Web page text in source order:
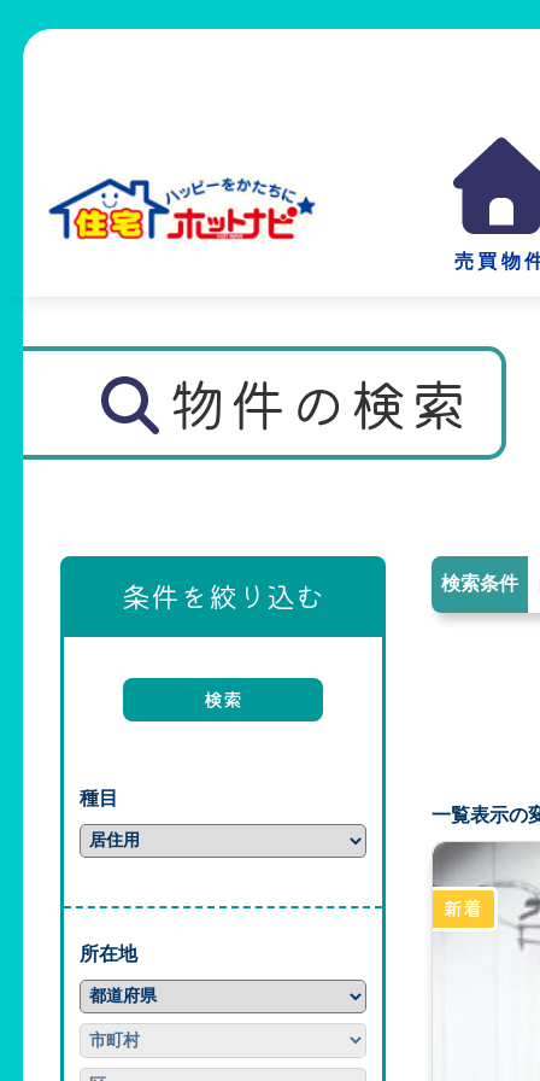
売買物
物件の検索
条件を絞り込む
種目
所在地
検索条件
一覧表示の